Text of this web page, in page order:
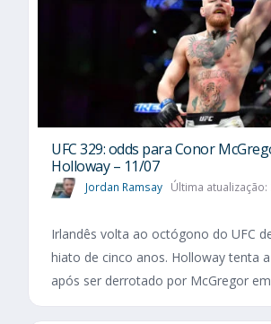
UFC 329: odds para Conor
Holloway – 11/07
Jordan Ramsay Última
Irlandês volta ao octógono do UFC
hiato de cinco anos. Holloway tenta
após ser derrotado por McGregor